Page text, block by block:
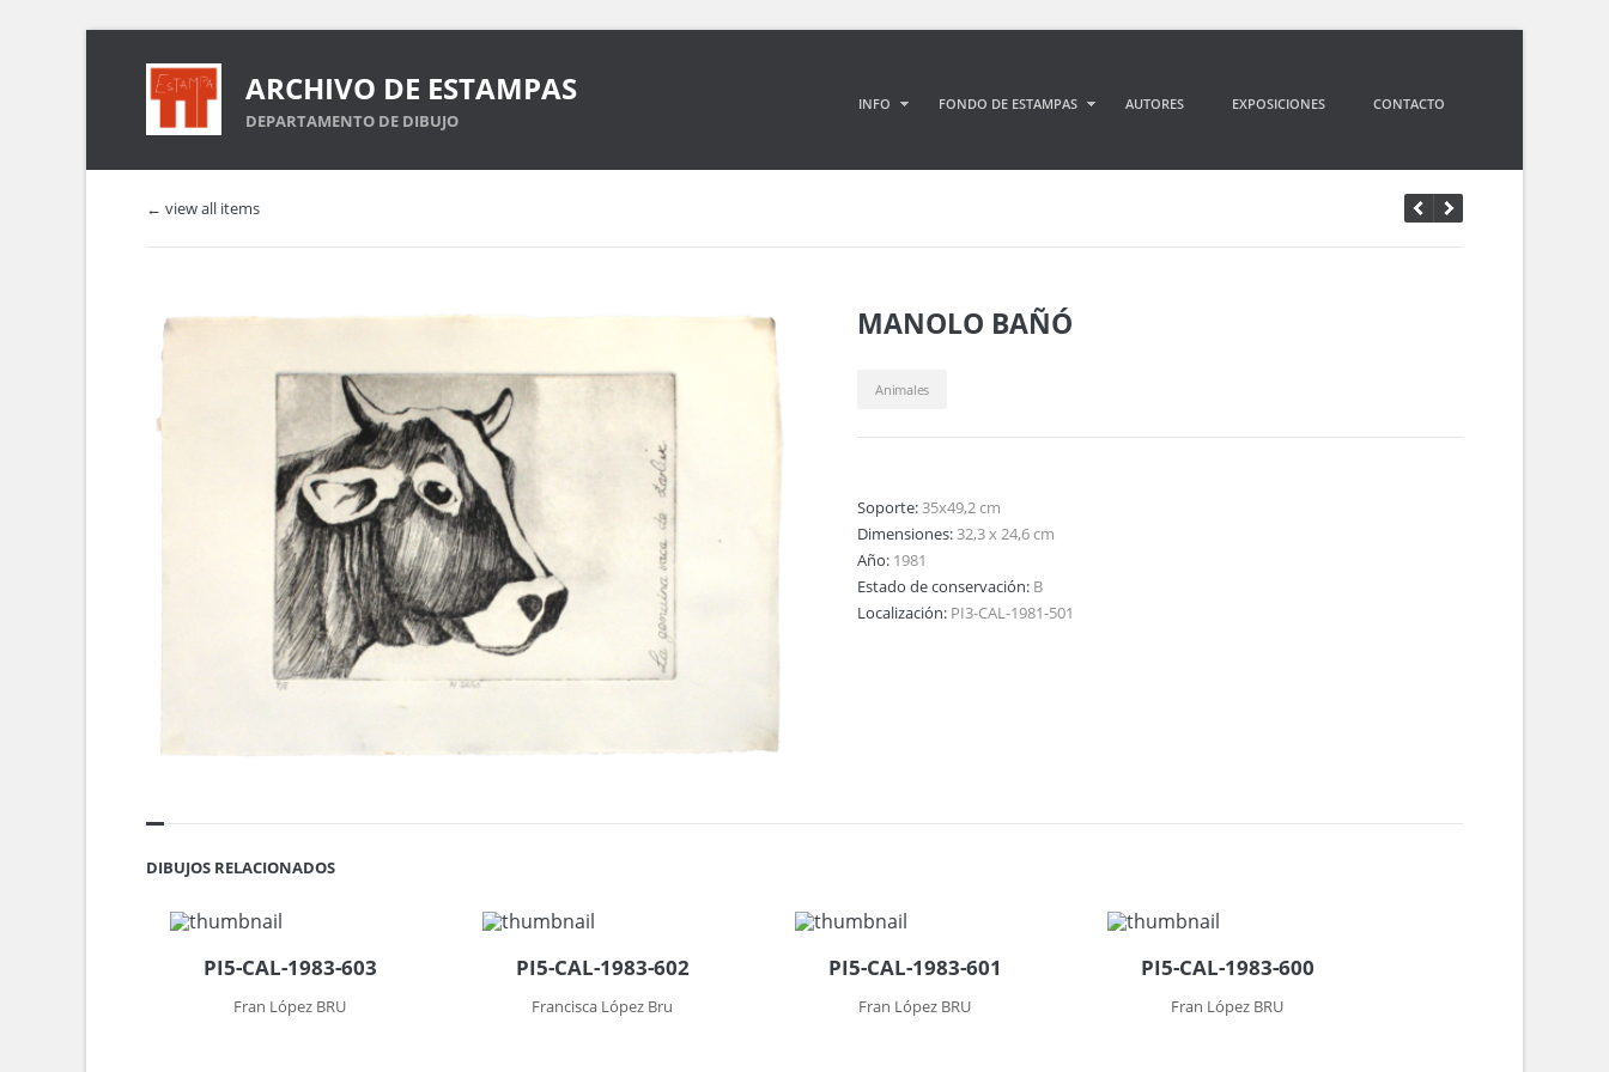
ARCHIVO DE ESTAMPAS
DEPARTAMENTO DE DIBUJO
INFO FONDO DE ESTAMPAS AUTORES EXPOSICIONES CONTACTO
← view all items
MANOLO BAÑÓ
Animales
Soporte:35x49,2 cm
Dimensiones:32,3 x 24,6 cm
Año: 1981
Estado de conservación: B
Localización: PI3-CAL-1981-501
DIBUJOS RELACIONADOS
PI5-CAL-1983-603
Fran López BRU
PI5-CAL-1983-602
Francisca López Bru
PI5-CAL-1983-601
Fran López BRU
PI5-CAL-1983-600
Fran López BRU